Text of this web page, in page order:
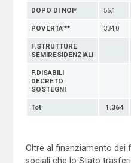
DOPO DI NOI* 56,1
POVERTA’** 334,0
F.STRUTTURE
SEMIRESIDENZIALI
F.DISABILI
DECRETO
SOSTEGNI
Tot 1.364
Oltre al finanziamento dei
sociali che lo Stato